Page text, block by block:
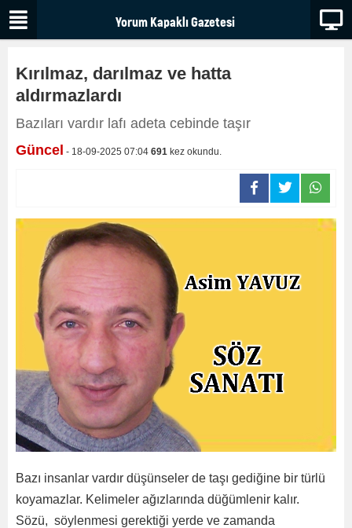
Kırılmaz, darılmaz ve hatta
aldırmazlardı
Bazıları vardır lafı adeta cebinde taşır
Güncel - 18-09-2025 07:04 691 kez okundu.
Bazı insanlar vardır düşünseler de taşı gediğine bir türlü
koyamazlar. Kelimeler ağızlarında düğümlenir kalır.
Sözü, söylenmesi gerektiği yerde ve zamanda